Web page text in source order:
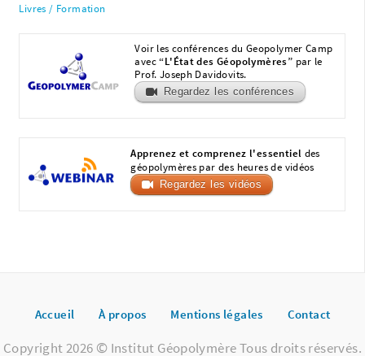
Livres / Formation
Voir les conférences du Geopolymer Camp
avec“L'État des Géopolymères” par le
Prof. Joseph Davidovits.
Regardez les conférences
Apprenez et comprenez l'essentiel des
géopolymères par des heures de vidéos
Regardez les vidéos
Accueil À propos Mentions légales Contact
Copyright 2026 © Institut Géopolymère Tous droits réservés.